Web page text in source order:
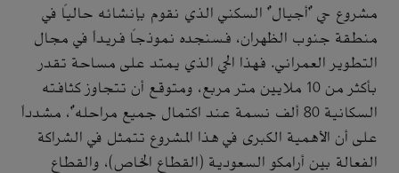
مشروع حي "أجيال" السكني الذي نقوم بإنشائه حالياً في
منطقة جنوب الظهران، فسنجده نموذجاً فريداً في مجال
التطوير العمراني. فهذا الحي الذي يمتد على مساحة تقدر
بأكثر من 10 ملايين متر مربع، ومتوقع أن تتجاوز كثافته
السكانية 80 ألف نسمة عند اكتمال جميع مراحله"، مشدداً
على أن الأهمية الكبرى في هذا المشروع تتمثل في الشراكة
الفعالة بين أرامكو السعودية (القطاع الخاص)، والقطاع